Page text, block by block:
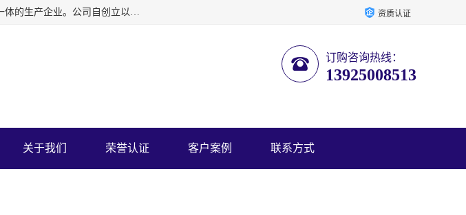
广东中业国际电缆有限公司是一家中业牌电线电缆公司，公司集线缆研发、生产、销售、服务于一体的生产企业。公司自创立以来一直跟随工业化、信息化的发展道路，并坚持以中国质量认证中心ISO9001管理体系进行企业管理。 资质认证
订购咨询热线：
13925008513
关于我们 荣誉认证 客户案例 联系方式